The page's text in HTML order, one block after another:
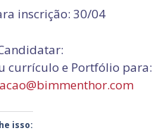
inscrição: 30/04
currículo e Portfólio para:
isso: